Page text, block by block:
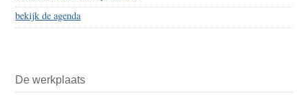
bekijk de agenda
De werkplaats